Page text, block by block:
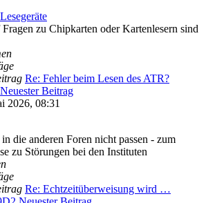
zu Chipkarten oder Kartenlesern sind
Re: Fehler beim Lesen des ATR?
Neuester Beitrag
2026, 08:31
die anderen Foren nicht passen - zum
zu Störungen bei den Instituten
Re: Echtzeitüberweisung wird …